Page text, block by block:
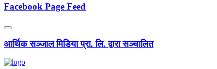
Facebook Page Feed
आर्थिक सञ्जाल मिडिया प्रा. लि. द्वारा सञ्चालित